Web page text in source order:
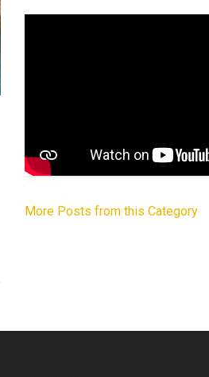
More Posts from this Category